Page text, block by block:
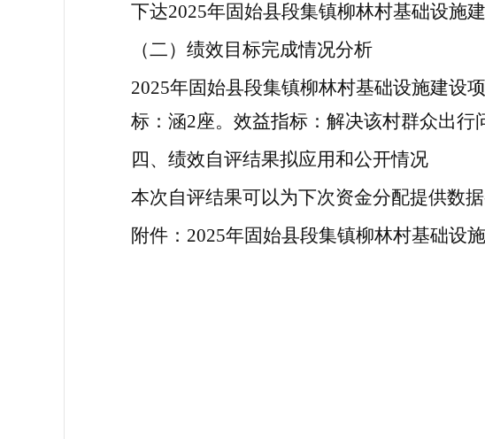
下达2025年固始县段集镇柳林村基础设施
（二） 绩效目标完成情况分析
2025年固始县段集镇柳林村基础设施建设
标：涵2座。效益指标：解决该村群众出行
四、绩效自评结果拟应用和公开情况
本次自评结果可以为下次资金分配提供数
附件：2025年固始县段集镇柳林村基础设